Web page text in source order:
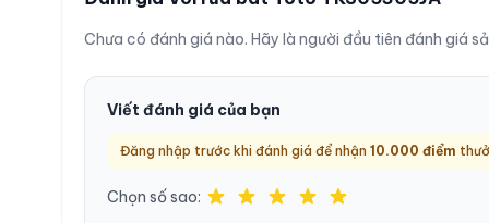
Dây rút kéo dài tối đa
Kích thước lỗ lắp
Xuất xứ
Chưa có đánh giá nào. Hãy là người đầu tiên đánh giá
Viết đánh giá của bạn
Đăng nhập trước khi đánh giá để nhận 10.000 điểm
Chọn số sao: